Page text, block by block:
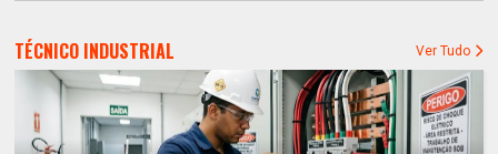
TÉCNICO INDUSTRIAL Ver Tudo